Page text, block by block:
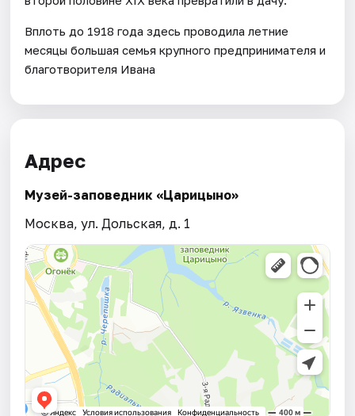
Вплоть до 1918 года здесь проводила летние
месяцы большая семья крупного предпринимателя и
благотворителя Ивана
Адрес
Музей-заповедник «Царицыно»
Москва, ул. Дольская, д. 1